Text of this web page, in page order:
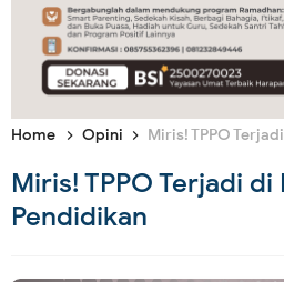
Home Opini Miris! TPPO
Miris! TPPO Terjadi di
Pendidikan